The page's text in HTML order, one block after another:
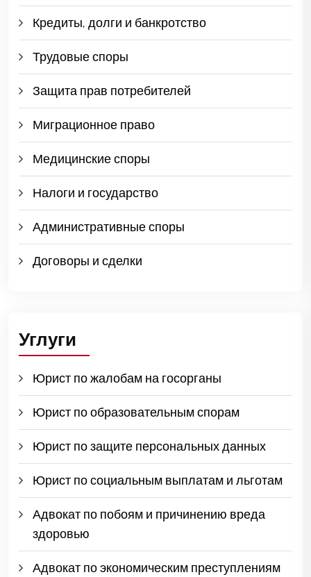
Кредиты, долги и банкротство
Трудовые споры
Защита прав потребителей
Миграционное право
Медицинские споры
Налоги и государство
Административные споры
Договоры и сделки
Углуги
Юрист по жалобам на госорганы
Юрист по образовательным спорам
Юрист по защите персональных данных
Юрист по социальным выплатам и льготам
Адвокат по побоям и причинению вреда
здоровью
Адвокат по экономическим преступлениям